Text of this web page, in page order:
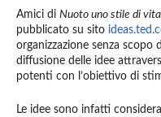
Amici di Nuoto uno stile di vita
pubblicato su sito
organizzazione senza scopo
diffusione delle idee
potenti con l’obiettivo di
Le idee sono infatti